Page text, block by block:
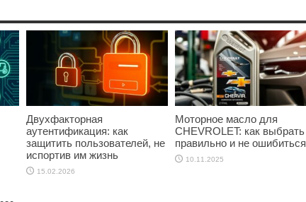
Двухфакторная
аутентификация: как
защитить пользователей, не
испортив им жизнь
15.02.2026
Моторное масло для
CHEVROLET: как выбрать
правильно и не ошибиться
10.11.2025